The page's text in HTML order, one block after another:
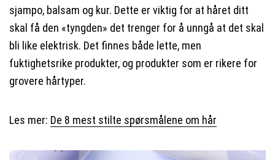
sjampo, balsam og kur. Dette er viktig for at håret ditt
skal få den «tyngden» det trenger for å unngå at det skal
bli like elektrisk. Det finnes både lette, men
fuktighetsrike produkter, og produkter som er rikere for
grovere hårtyper.
Les mer: De 8 mest stilte spørsmålene om hår